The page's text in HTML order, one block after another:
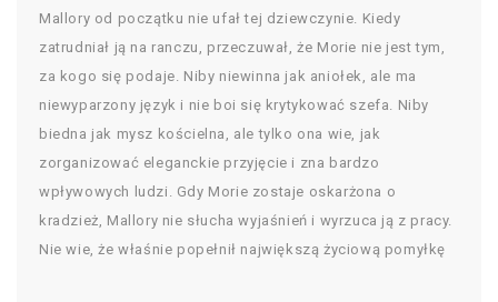
Mallory od początku nie ufał tej dziewczynie. Kiedy
zatrudniał ją na ranczu, przeczuwał, że Morie nie jest tym,
za kogo się podaje. Niby niewinna jak aniołek, ale ma
niewyparzony język i nie boi się krytykować szefa. Niby
biedna jak mysz kościelna, ale tylko ona wie, jak
zorganizować eleganckie przyjęcie i zna bardzo
wpływowych ludzi. Gdy Morie zostaje oskarżona o
kradzież, Mallory nie słucha wyjaśnień i wyrzuca ją z pracy.
Nie wie, że właśnie popełnił największą życiową pomyłkę